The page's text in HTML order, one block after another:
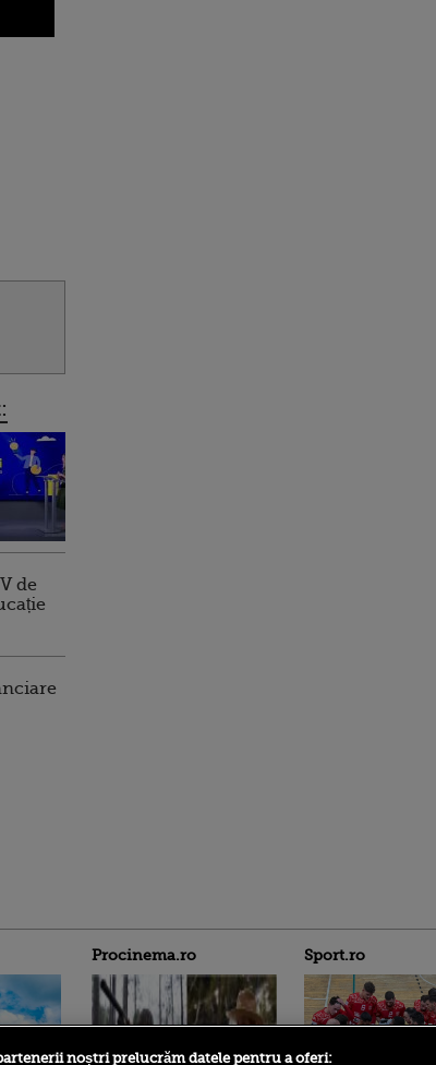
de
Procinema.ro Sport.ro
noștri prelucrăm datele pentru a oferi: